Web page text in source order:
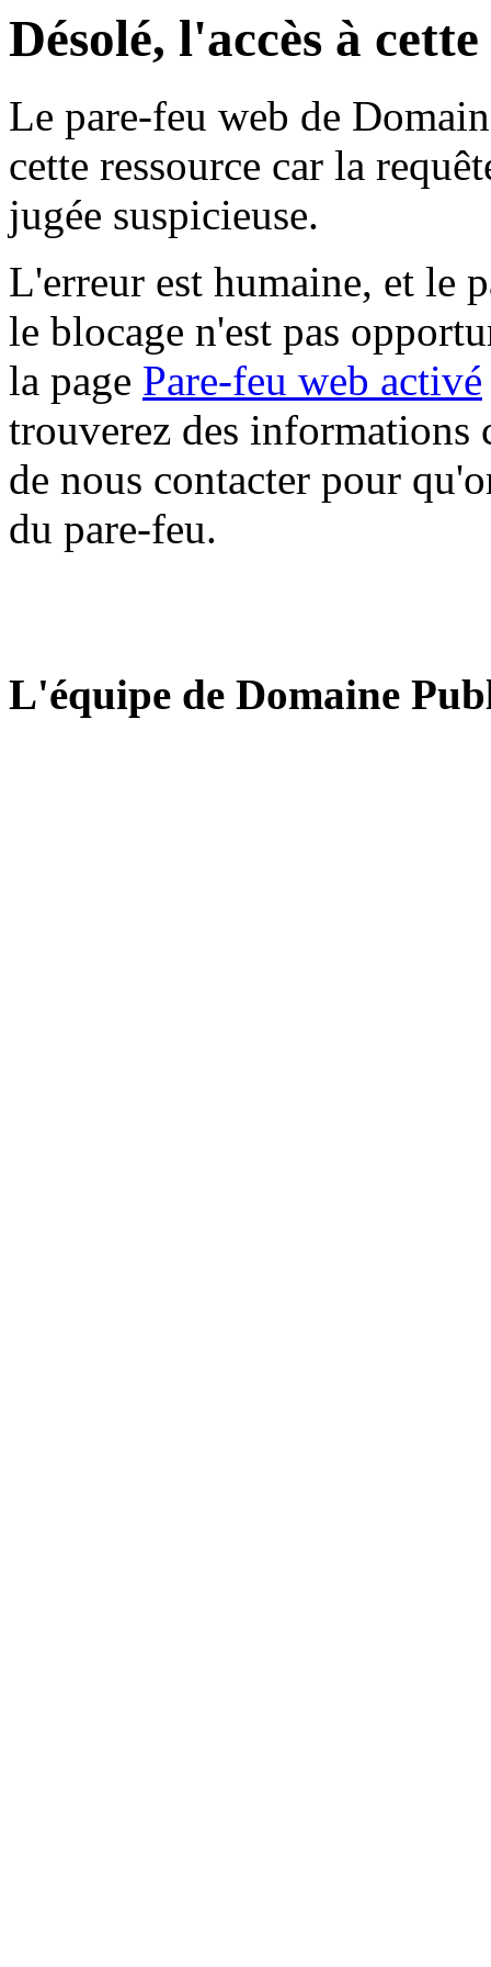
Désolé, l'accès à
Le pare-feu web de
cette ressource car la
jugée suspicieuse.
L'erreur est humaine, et le
le blocage n'est pas
la page Pare-feu web activé
trouverez des informations
de nous contacter pour
du pare-feu.
L'équipe de Domaine